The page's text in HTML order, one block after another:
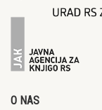
O NAS